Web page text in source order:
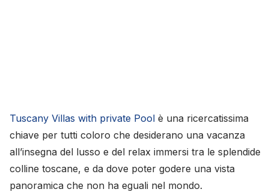
Tuscany Villas with private Pool è una ricercatissima
chiave per tutti coloro che desiderano una vacanza
all’insegna del lusso e del relax immersi tra le splendide
colline toscane, e da dove poter godere una vista
panoramica che non ha eguali nel mondo.